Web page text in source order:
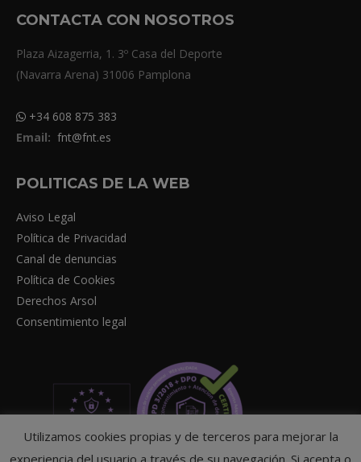
CONTACTA CON NOSOTROS
Plaza Aizagerria, 1. 3º Casa del Deporte
(Navarra Arena) 31006 Pamplona
+34 608 875 383
Email: fnt@fnt.es
POLITICAS DE LA WEB
Aviso Legal
Política de Privacidad
Canal de denuncias
Política de Cookies
Derechos Arsol
Consentimiento legal
Utilizamos cookies propias y de terceros para mejorar la